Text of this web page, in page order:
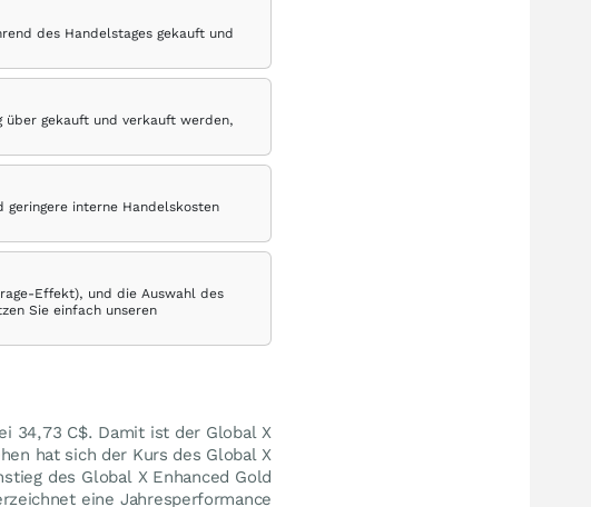
des Handelstages gekauft und
über gekauft und verkauft werden,
interne Handelskosten
Effekt), und die Auswahl des
Sie einfach unseren
34,73 C$. Damit ist der Global X
hat sich der Kurs des Global X
des Global X Enhanced Gold
eine Jahresperformance